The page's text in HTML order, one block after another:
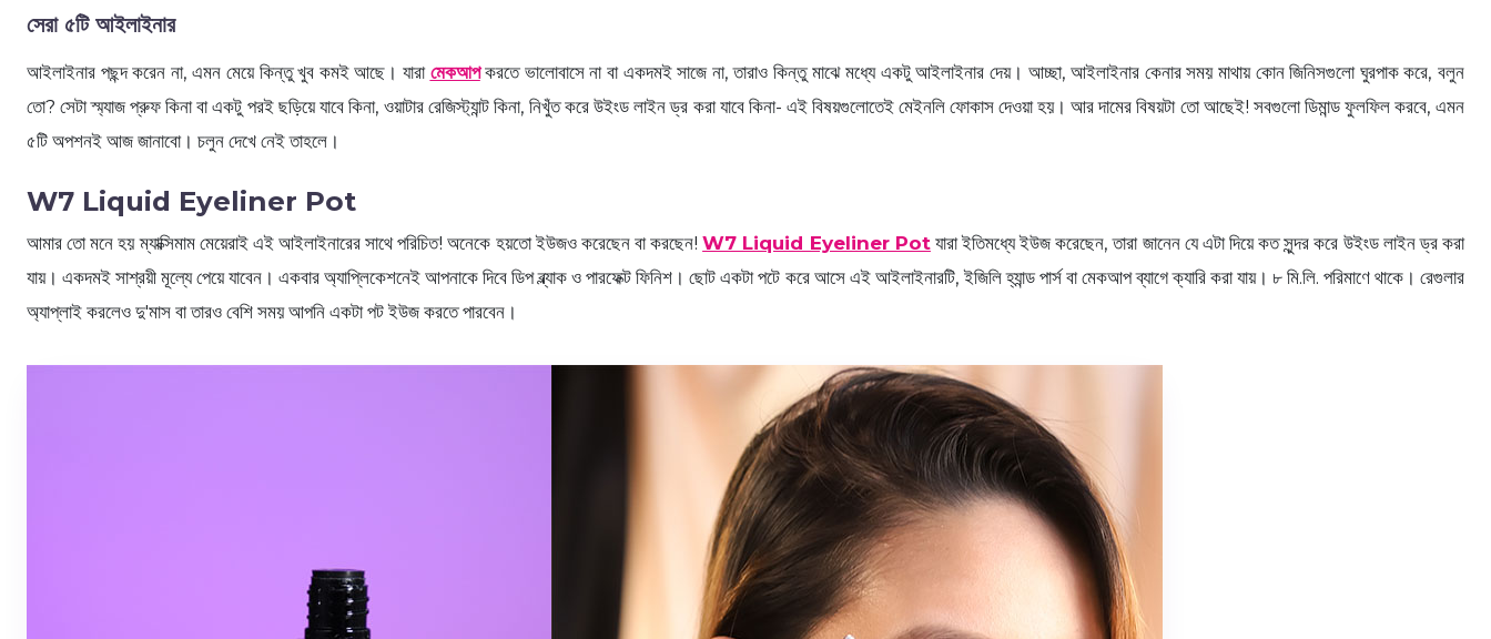
সেরা ৫টি আইলাইনার
আইলাইনার পছন্দ করেন না, এমন মেয়ে কিন্তু খুব কমই আছে। যারা মেকআপকরতে ভালোবাসে না বা একদমই সাজে না, তারাও কিন্তু মাঝে মধ্যে একটু আইলাইনার দেয়। আচ্ছা, আইলাইনার কেনার সময় মাথায় কোন জিনিসগুলো ঘুরপাক করে, বলুন
তো? সেটা স্ম্যাজ প্রুফ কিনা বা একটু পরই ছড়িয়ে যাবে কিনা, ওয়াটার রেজিস্ট্যান্ট কিনা, নিখুঁত করে উইংড লাইন ড্র করা যাবে কিনা- এই বিষয়গুলোতেই মেইনলি ফোকাস দেওয়া হয়। আর দামের বিষয়টা তো আছেই! সবগুলো ডিমান্ড ফুলফিল করবে, এমন
৫টি অপশনই আজ জানাবো। চলুন দেখে নেই তাহলে।
W7 Liquid Eyeliner Pot
আমার তো মনে হয় ম্যাক্সিমাম মেয়েরাই এই আইলাইনারের সাথে পরিচিত! অনেকে হয়তো ইউজও করেছেন বা করছেন!W7 Liquid Eyeliner Potযারা ইতিমধ্যে ইউজ করেছেন, তারা জানেন যে এটা দিয়ে কত সুন্দর করে উইংড লাইন ড্র করা
যায়। একদমই সাশ্রয়ী মূল্যে পেয়ে যাবেন। একবার অ্যাপ্লিকেশনেই আপনাকে দিবে ডিপ ব্ল্যাক ও পারফেক্ট ফিনিশ। ছোট একটা পটে করে আসে এই আইলাইনারটি, ইজিলি হ্যান্ড পার্স বা মেকআপ ব্যাগে ক্যারি করা যায়। ৮ মি.লি. পরিমাণে থাকে। রেগুলার
অ্যাপ্লাই করলেও দু'মাস বা তারও বেশি সময় আপনি একটা পট ইউজ করতে পারবেন।